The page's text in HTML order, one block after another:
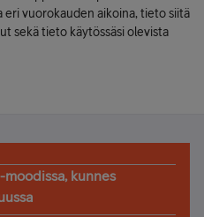
vuorokauden aikoina, tieto siitä
sekä tieto käytössäsi olevista
kunnes